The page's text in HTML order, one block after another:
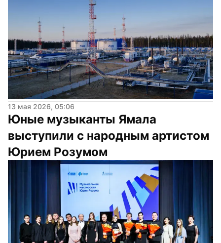
13 мая 2026, 05:06
Юные музыканты Ямала
выступили с народным артистом
Юрием Розумом